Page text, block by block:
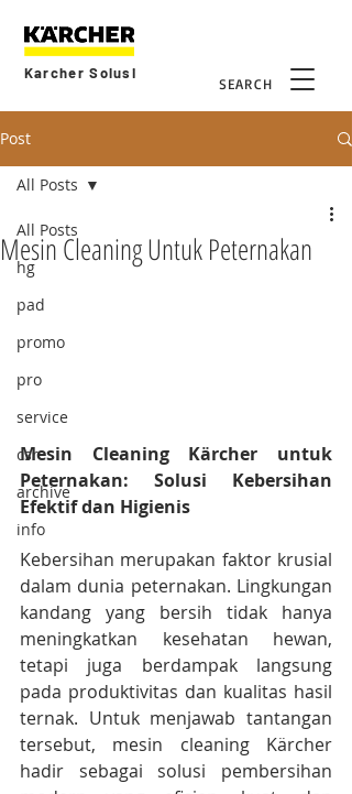
SEARCH
Karcher Solusi
Post
All Posts
hg
pad
promo
pro
service
csr
archive
info
All Posts
Mesin Cleaning Untuk Peternakan
Mesin Cleaning Kärcher untuk
Peternakan: Solusi Kebersihan
Efektif dan Higienis
Kebersihan merupakan faktor krusial
dalam dunia peternakan. Lingkungan
kandang yang bersih tidak hanya
meningkatkan kesehatan hewan,
tetapi juga berdampak langsung
pada produktivitas dan kualitas hasil
ternak. Untuk menjawab tantangan
tersebut, mesin cleaning Kärcher
hadir sebagai solusi pembersihan